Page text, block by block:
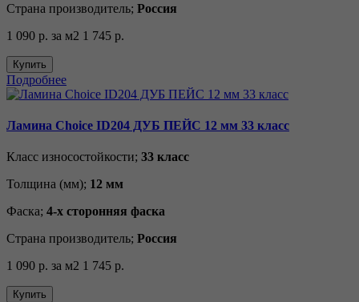
Страна производитель; Россия
1 090 р. за м2 1 745 р.
Купить
Подробнее
Ламина Choice ID204 ДУБ ПЕЙС 12 мм 33 класс
Класс износостойкости; 33 класс
Толщина (мм); 12 мм
Фаска; 4-х сторонняя фаска
Страна производитель; Россия
1 090 р. за м2 1 745 р.
Купить